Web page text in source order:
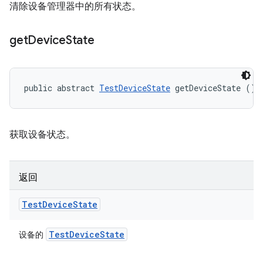
清除设备管理器中的所有状态。
getDeviceState
public abstract TestDeviceState getDeviceState ()
获取设备状态。
返回
TestDeviceState
设备的 TestDeviceState